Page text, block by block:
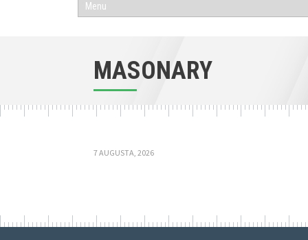
MASONARY
7 AUGUSTA, 2026